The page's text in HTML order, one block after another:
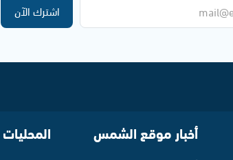
اشترك الآن
أخبار موقع الشمس المحليات